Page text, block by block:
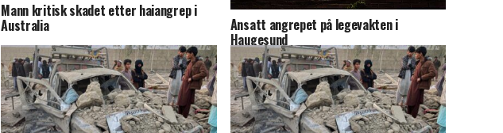
Mann kritisk skadet etter haiangrep i
Australia Ansatt angrepet på legevakten i
Haugesund